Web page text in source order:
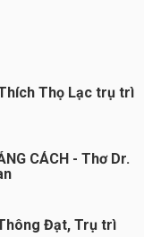
Thọ Lạc trụ trì
CÁCH - Thơ Dr.
Đạt, Trụ trì